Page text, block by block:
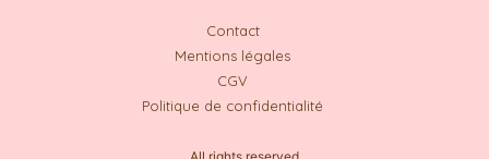
Contact
Mentions légales
CGV
Politique de confidentialité